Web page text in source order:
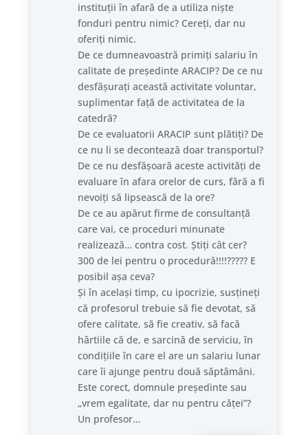
instituții în afară de a utiliza niște
fonduri pentru nimic? Cereți, dar nu
oferiți nimic.
De ce dumneavoastră primiți salariu în
calitate de președinte ARACIP? De ce nu
desfășurați această activitate voluntar,
suplimentar față de activitatea de la
catedră?
De ce evaluatorii ARACIP sunt plătiți? De
ce nu li se decontează doar transportul?
De ce nu desfășoară aceste activități de
evaluare în afara orelor de curs, fără a fi
nevoiți să lipsească de la ore?
De ce au apărut firme de consultanță
care vai, ce proceduri minunate
realizează… contra cost. Știți cât cer?
300 de lei pentru o procedură!!!!????? E
posibil așa ceva?
Și în același timp, cu ipocrizie, susțineți
că profesorul trebuie să fie devotat, să
ofere calitate, să fie creativ, să facă
hârtiile că de, e sarcină de serviciu, în
condițiile în care el are un salariu lunar
care îi ajunge pentru două săptâmâni.
Este corect, domnule președinte sau
„vrem egalitate, dar nu pentru căței”?
Un profesor…